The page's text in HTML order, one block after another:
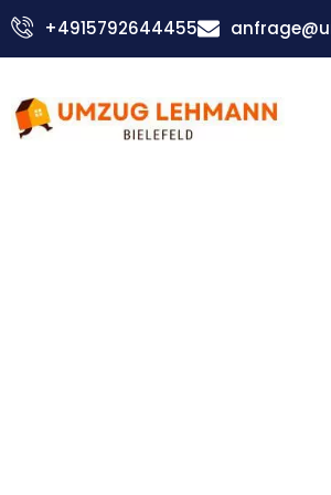
Zum
Inhalt
+4915792644455